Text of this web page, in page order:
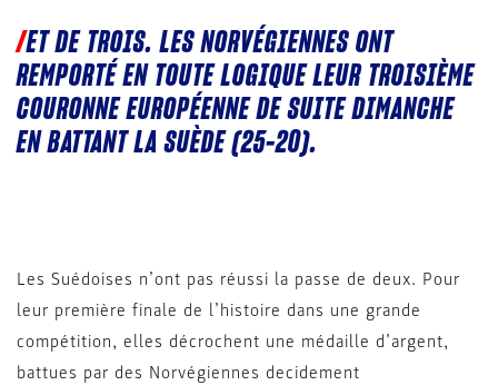
ET DE TROIS. LES NORVÉGIENNES ONT
REMPORTÉ EN TOUTE LOGIQUE LEUR TROISIÈME
COURONNE EUROPÉENNE DE SUITE DIMANCHE
EN BATTANT LA SUÈDE (25-20).
Les Suédoises n’ont pas réussi la passe de deux. Pour
leur première finale de l’histoire dans une grande
compétition, elles décrochent une médaille d’argent,
battues par des Norvégiennes decidement